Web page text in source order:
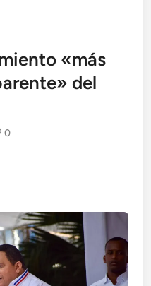
«más
del
0